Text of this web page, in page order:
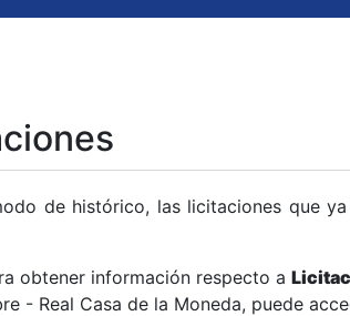
de histórico, las licitaciones que
obtener información respecto a
- Real Casa de la Moneda, puede